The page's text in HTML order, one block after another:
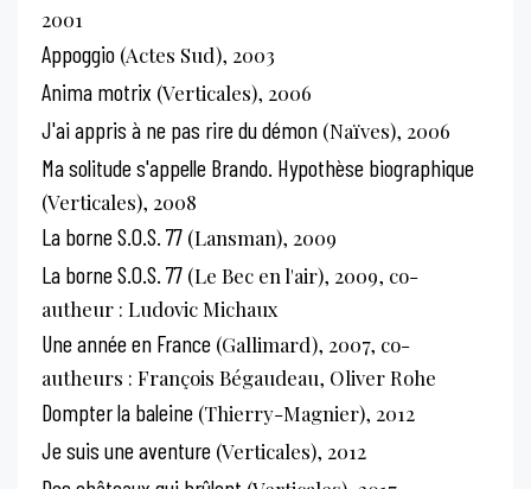
2001
Appoggio (Actes Sud), 2003
Anima motrix (Verticales), 2006
J'ai appris à ne pas rire du démon (Naïves), 2006
Ma solitude s'appelle Brando. Hypothèse biographique
(Verticales), 2008
La borne S.O.S. 77 (Lansman), 2009
La borne S.O.S. 77 (Le Bec en l'air), 2009, co-
autheur : Ludovic Michaux
Une année en France (Gallimard), 2007, co-
autheurs : François Bégaudeau, Oliver Rohe
Dompter la baleine (Thierry-Magnier), 2012
Je suis une aventure (Verticales), 2012